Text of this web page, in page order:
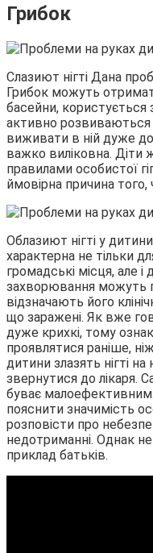
Грибок
Слазиют нігті Дана
Грибок можуть
басейни, користується
активно розвиваються
виживати в ній дуже
важко виліковна. Діти
правилами особистої
ймовірна причина того,
Облазиют нігті у
характерна не тільки
громадські місця, але
захворювання можуть
відзначають його
що заражені. Як вже
дуже крихкі, тому
проявлятися раніше,
дитини злазять нігті
звернутися до лікаря.
буває
пояснити значимість
розповісти про
недотриманні. Однак
приклад батьків.